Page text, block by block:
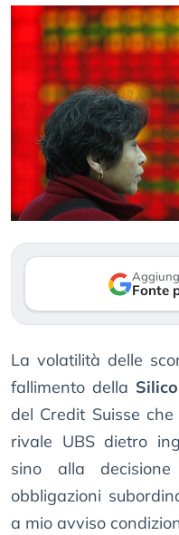
Fonte
La volatilità delle
fallimento della
del Credit Suisse
rivale UBS dietro
sino alla
obbligazioni
a mio avviso